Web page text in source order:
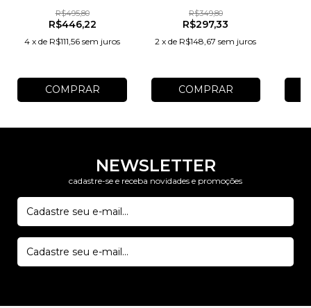
R$495,80
R$446,22
4 x de R$111,56 sem juros
COMPRAR
R$349,80
R$297,33
2 xde R$148,67 sem juros
COMPRAR
NEWSLETTER
cadastre-se e receba novidades e promoções